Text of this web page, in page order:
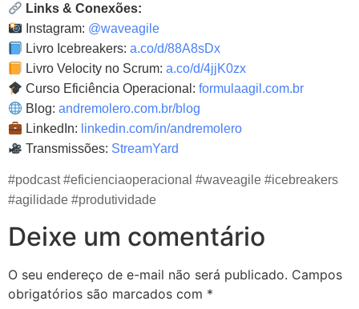
Links & Conexões:
Instagram: @waveagile
Livro Icebreakers:a.co/d/88A8sDx
Livro Velocity no Scrum:a.co/d/4jjK0zx
Curso Eficiência Operacional:formulaagil.com.br
Blog:andremolero.com.br/blog
LinkedIn: linkedin.com/in/andremolero
Transmissões: StreamYard
#podcast #eficienciaoperacional #waveagile #icebreakers
#agilidade #produtividade
Deixe um comentário
O seu endereço de e-mail não será publicado. Campos
obrigatórios são marcados com *